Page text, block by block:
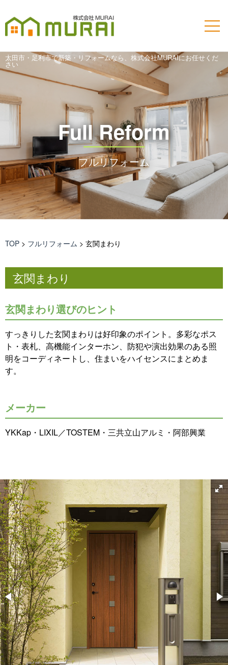
太田市・足利市で新築・リフォームなら、株式会社MURAIにお任せくだ
さい
Full Reform
フルリフォーム
TOP > フルリフォーム > 玄関まわり
玄関まわり
玄関まわり選びのヒント
すっきりした玄関まわりは好印象のポイント。多彩なポス
ト・表札、高機能インターホン、防犯や演出効果のある照
明をコーディネートし、住まいをハイセンスにまとめま
す。
メーカー
YKKap・LIXIL／TOSTEM・三共立山アルミ・阿部興業